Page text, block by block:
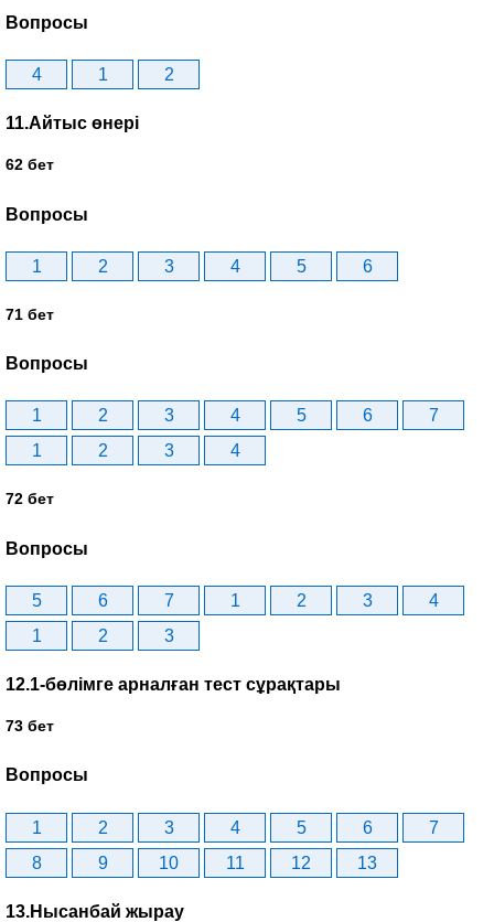
Вопросы
4 1 2
11.Айтыс өнері
62 бет
Вопросы
1 2 3 4 5 6
71 бет
Вопросы
1 2 3 4 5 6
7
1
2 3 4
72 бет
Вопросы
5 6 7 1 2 3
4
1
2 3
12.1-бөлімге арналған тест сұрақтары
73 бет
Вопросы
1 2 3 4 5 6
7
8
9 10 11 12 13
13.Нысанбай жырау